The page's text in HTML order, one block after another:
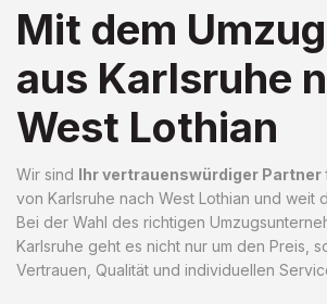
Mit dem
aus Karlsruhe
West Lothian
Wir sind Ihr vertrauenswürdiger Partner
von Karlsruhe nach West Lothian und weit
Bei der Wahl des richtigen
Karlsruhe geht es nicht nur um den Preis,
Vertrauen, Qualität und individuellen